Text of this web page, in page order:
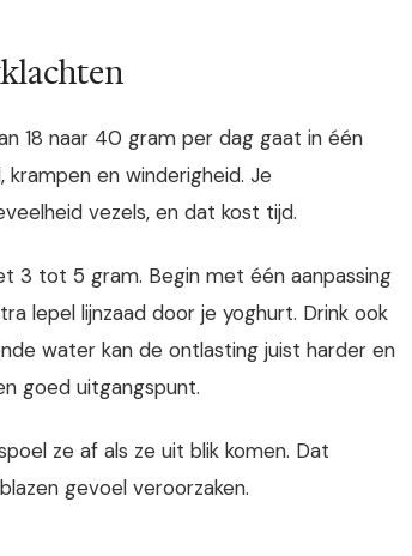
18 naar 40 gram per dag gaat in één
krampen en winderigheid. Je
vezels, en dat kost tijd.
3 tot 5 gram. Begin met één aanpassing
lepel lijnzaad door je yoghurt. Drink ook
water kan de ontlasting juist harder en
goed uitgangspunt.
ze af als ze uit blik komen. Dat
gevoel veroorzaken.